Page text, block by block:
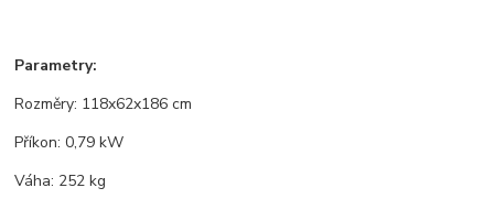
Parametry:
Rozměry: 118x62x186 cm
Příkon: 0,79 kW
Váha: 252 kg